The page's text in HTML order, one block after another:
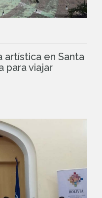
artística en Santa
para viajar